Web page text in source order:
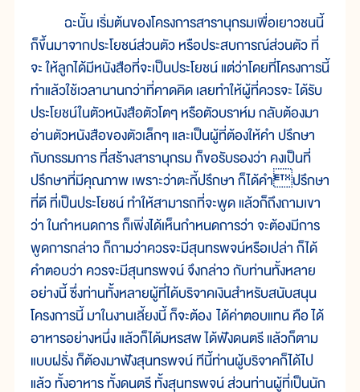
ฉะนั้น เริ่มต้นของโครงการสารานุกรมเพื่อเยาวชนนี้
ก็ขึ้นมาจากประโยชน์ส่วนตัว หรือประสบการณ์ส่วนตัว ที่
จะ ให้ลูกได้มีหนังสือที่จะเป็นประโยชน์ แต่ว่าโดยที่โครงการนี้
ทำแล้วใช้เวลานานกว่าที่คาดคิด เลยทำให้ผู้ที่ควรจะ ได้รับ
ประโยชน์ในตัวหนังสือตัวโตๆ หรือตัวบราห์ม กลับต้องมา
อ่านตัวหนังสือของตัวเล็กๆ และเป็นผู้ที่ต้องให้คำ ปรึกษา
กับกรรมการ ที่สร้างสารานุกรม ก็ขอรับรองว่า คงเป็นที่
ปรึกษาที่มีคุณภาพ เพราะว่าตะกี้ปรึกษา ก็ได้คำปรึกษา
ที่ดี ที่เป็นประโยชน์ ทำให้สามารถที่จะพูด แล้วก็ถึงถามเขา
ว่า ในกำหนดการ ก็เพิ่งได้เห็นกำหนดการว่า จะต้องมีการ
พูดการกล่าว ก็ถามว่าควรจะมีสุนทรพจน์หรือเปล่า ก็ได้
คำตอบว่า ควรจะมีสุนทรพจน์ จึงกล่าว กับท่านทั้งหลาย
อย่างนี้ ซึ่งท่านทั้งหลายผู้ที่ได้บริจาคเงินสำหรับสนับสนุน
โครงการนี้ มาในงานเลี้ยงนี้ ก็จะต้อง ได้ค่าตอบแทน คือ ได้
อาหารอย่างหนึ่ง แล้วก็ได้มหรสพ ได้ฟังดนตรี แล้วก็ตาม
แบบฝรั่ง ก็ต้องมาฟังสุนทรพจน์ ทีนี้ท่านผู้บริจาคก็ได้ไป
แล้ว ทั้งอาหาร ทั้งดนตรี ทั้งสุนทรพจน์ ส่วนท่านผู้ที่เป็นนัก